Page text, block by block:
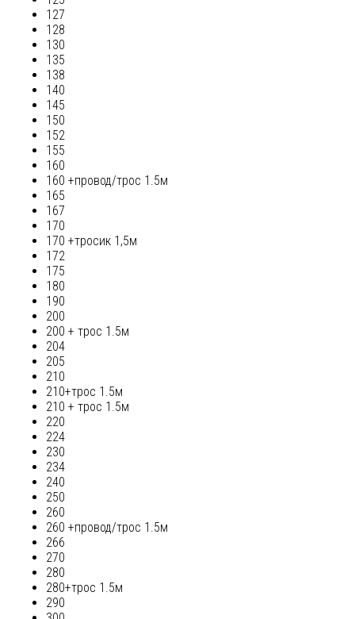
127
128
130
135
138
140
145
150
152
155
160
160 +провод/трос 1.5м
165
167
170
170 +тросик 1,5м
172
175
180
190
200
200 + трос 1.5м
204
205
210
210+трос 1.5м
210 + трос 1.5м
220
224
230
234
240
250
260
260 +провод/трос 1.5м
266
270
280
280+трос 1.5м
290